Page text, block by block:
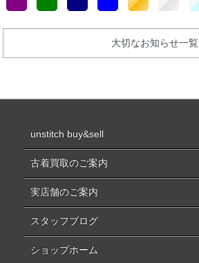
大切なお知らせ一覧
unstitch buy&sell
古着買取のご案内
実店舗のご案内
スタッフブログ
ショップホーム